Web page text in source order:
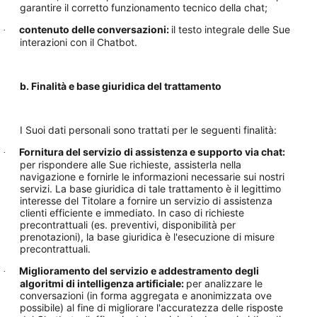
garantire il corretto funzionamento tecnico della chat;
· contenuto delle conversazioni: il testo integrale delle Sue
interazioni con il Chatbot.
b. Finalità e base giuridica del trattamento
I Suoi dati personali sono trattati per le seguenti finalità:
·
Fornitura del servizio di assistenza e supporto via chat:
per rispondere alle Sue richieste, assisterla nella
navigazione e fornirle le informazioni necessarie sui nostri
servizi. La base giuridica di tale trattamento è il legittimo
interesse del Titolare a fornire un servizio di assistenza
clienti efficiente e immediato. In caso di richieste
precontrattuali (es. preventivi, disponibilità per
prenotazioni), la base giuridica è l'esecuzione di misure
precontrattuali.
·
Miglioramento del servizio e addestramento degli
algoritmi di intelligenza artificiale: per analizzare le
conversazioni (in forma aggregata e anonimizzata ove
possibile) al fine di migliorare l'accuratezza delle risposte